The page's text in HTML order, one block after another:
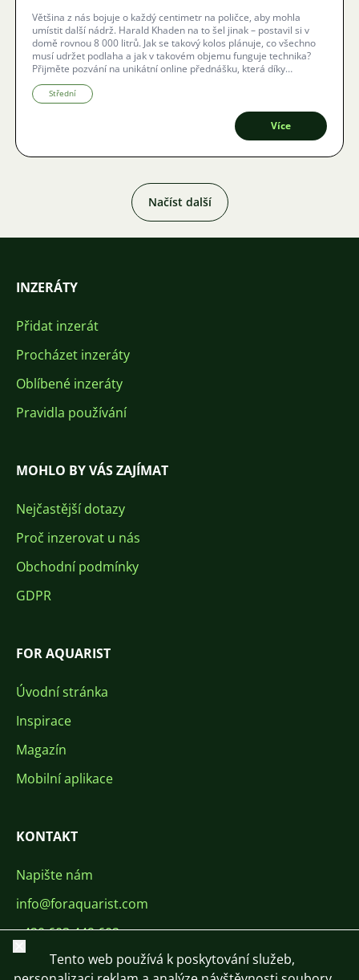
Většina z nás bojuje o každý centimetr na poličce, aby mohla
umístit další nádrž. Harald Khaden na to šel jinak – postavil si v
domě rovnou 8 000 litrů. Jak se takový kolos plánuje, co všechno
musí udržet podlaha a jak v takovém objemu funguje technika?
Přijměte pozvání na unikátní online přednášku, která díky
technologii Zoom proběhne i s českými titulky.
Střední
Více
Načíst další
INZERÁTY
Přidat inzerát
Procházet inzeráty
Oblíbené inzeráty
Pravidla používání
MOHLO BY VÁS ZAJÍMAT
Nejčastější dotazy
Proč inzerovat u nás
Obchodní podmínky
GDPR
FOR AQUARIST
Úvodní stránka
Inspirace
Magazín
Mobilní aplikace
KONTAKT
Napište nám
info@foraquarist.com
+420 603 449 602
Zavřít
Tento web používá k poskytování služeb,